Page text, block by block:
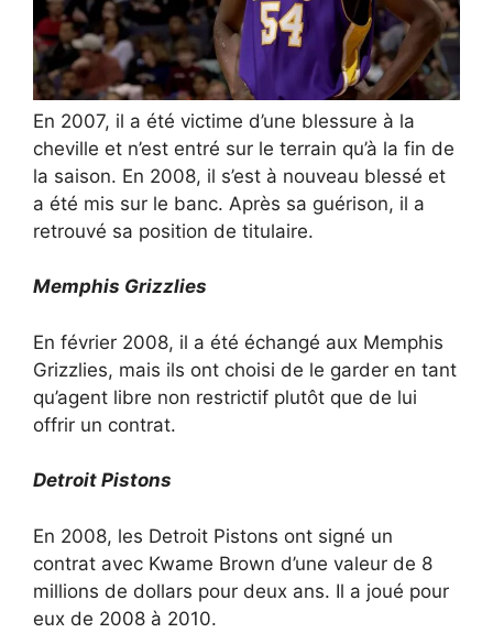
En 2007, il a été victime d’une blessure à la
cheville et n’est entré sur le terrain qu’à la fin de
la saison. En 2008, il s’est à nouveau blessé et
a été mis sur le banc. Après sa guérison, il a
retrouvé sa position de titulaire.
Memphis Grizzlies
En février 2008, il a été échangé aux Memphis
Grizzlies, mais ils ont choisi de le garder en tant
qu’agent libre non restrictif plutôt que de lui
offrir un contrat.
Detroit Pistons
En 2008, les Detroit Pistons ont signé un
contrat avec Kwame Brown d’une valeur de 8
millions de dollars pour deux ans. Il a joué pour
eux de 2008 à 2010.